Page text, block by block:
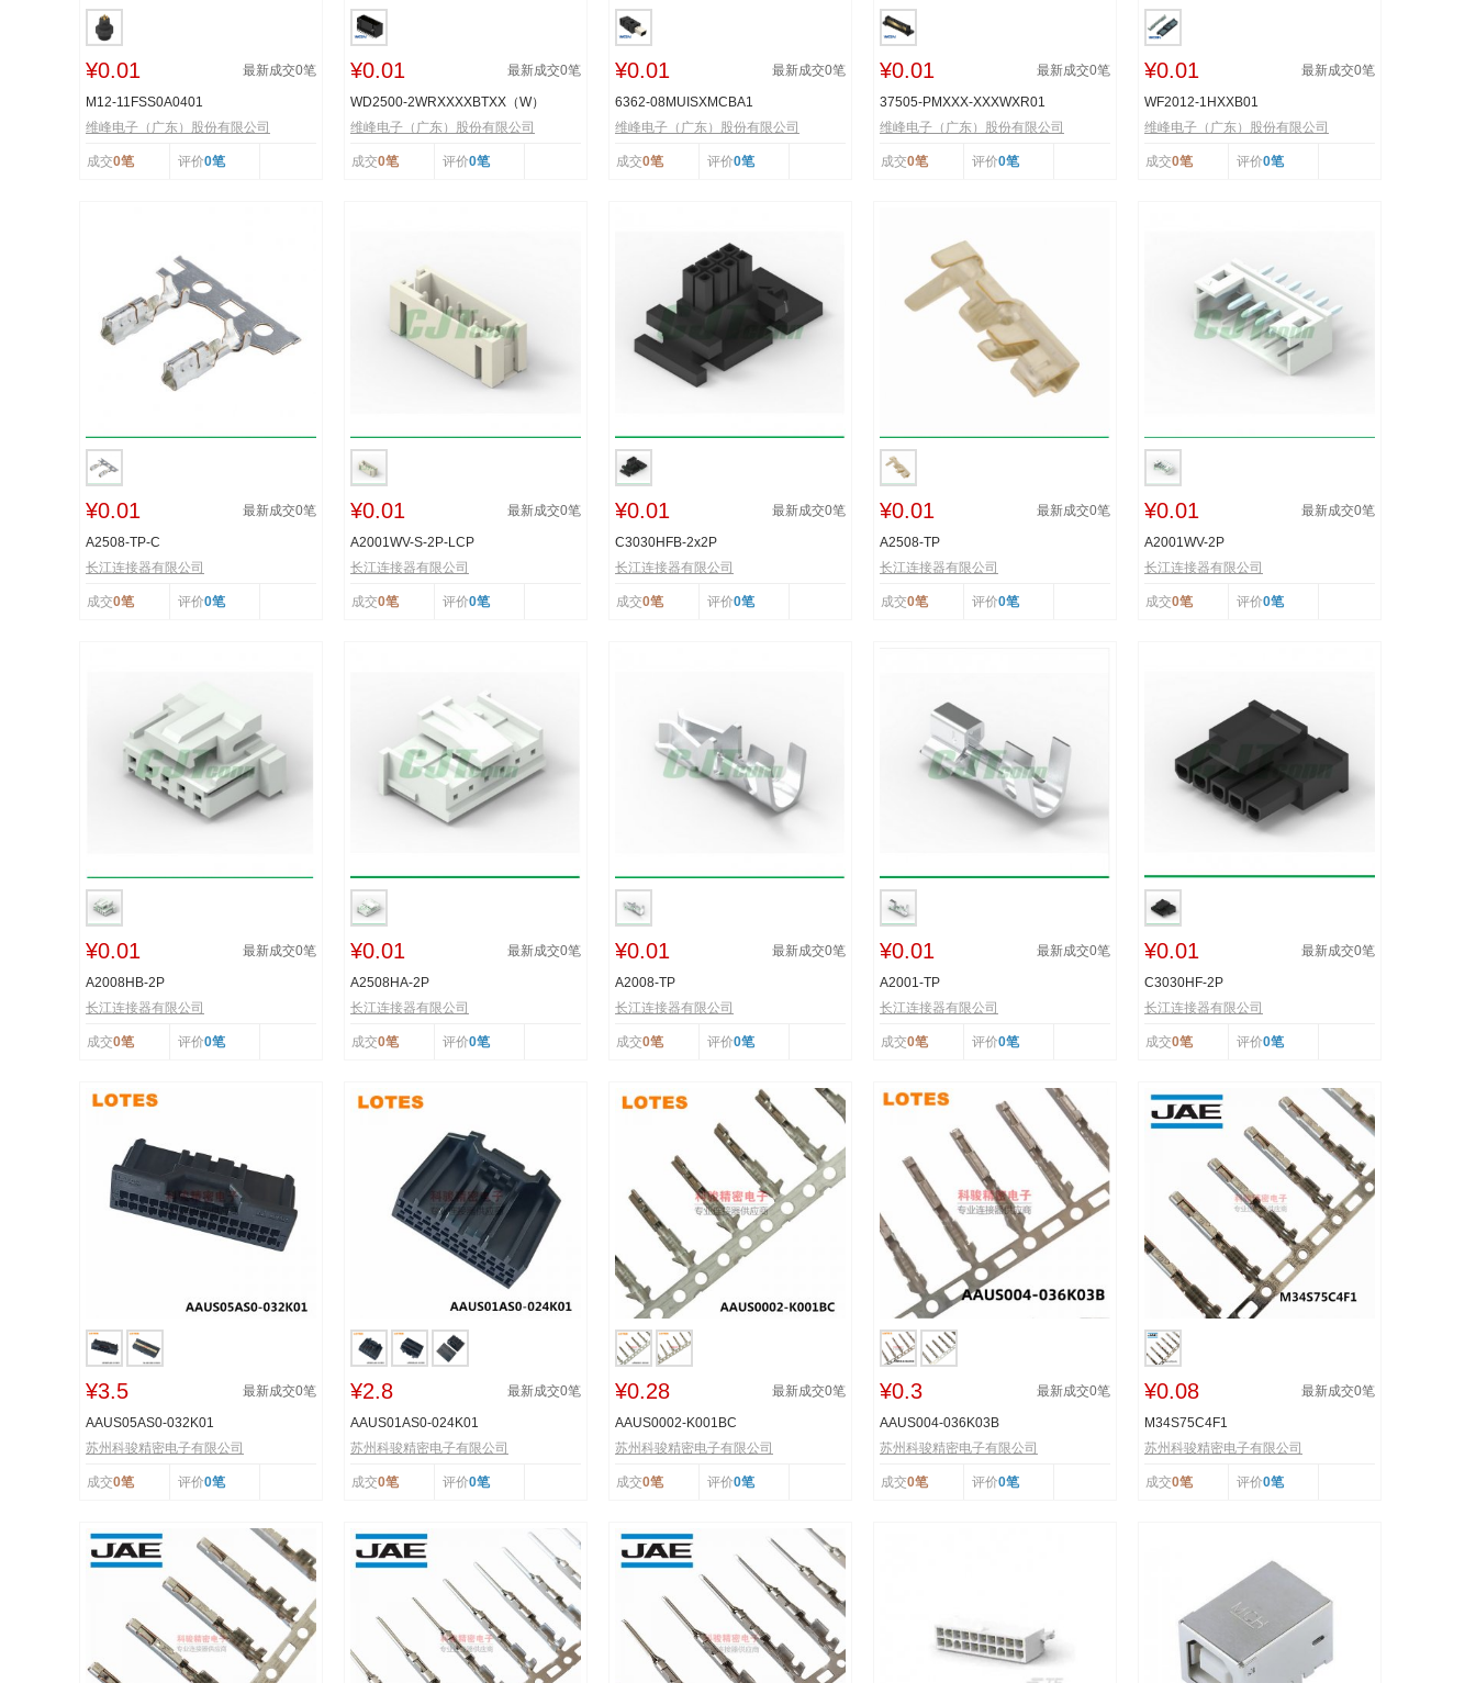
¥0.01 最新成交0笔
M12-11FSS0A0401
维峰电子（广东）股份有限公司
成交0笔 评价0笔
¥0.01 最新成交0笔
WD2500-2WRXXXXBTXX（W）
维峰电子（广东）股份有限公司
成交0笔 评价0笔
¥0.01 最新成交0笔
6362-08MUISXMCBA1
维峰电子（广东）股份有限公司
成交0笔 评价0笔
¥0.01 最新成交0笔
37505-PMXXX-XXXWXR01
维峰电子（广东）股份有限公司
成交0笔 评价0笔
¥0.01 最新成交0笔
WF2012-1HXXB01
维峰电子（广东）股份有限公司
成交0笔 评价0笔
¥0.01 最新成交0笔
A2508-TP-C
长江连接器有限公司
成交0笔 评价0笔
¥0.01 最新成交0笔
A2001WV-S-2P-LCP
长江连接器有限公司
成交0笔 评价0笔
¥0.01 最新成交0笔
C3030HFB-2x2P
长江连接器有限公司
成交0笔 评价0笔
¥0.01 最新成交0笔
A2508-TP
长江连接器有限公司
成交0笔 评价0笔
¥0.01 最新成交0笔
A2001WV-2P
长江连接器有限公司
成交0笔 评价0笔
¥0.01 最新成交0笔
A2008HB-2P
长江连接器有限公司
成交0笔 评价0笔
¥0.01 最新成交0笔
A2508HA-2P
长江连接器有限公司
成交0笔 评价0笔
¥0.01 最新成交0笔
A2008-TP
长江连接器有限公司
成交0笔 评价0笔
¥0.01 最新成交0笔
A2001-TP
长江连接器有限公司
成交0笔 评价0笔
¥0.01 最新成交0笔
C3030HF-2P
长江连接器有限公司
成交0笔 评价0笔
¥3.5 最新成交0笔
AAUS05AS0-032K01
苏州科骏精密电子有限公司
成交0笔 评价0笔
¥2.8 最新成交0笔
AAUS01AS0-024K01
苏州科骏精密电子有限公司
成交0笔 评价0笔
¥0.28 最新成交0笔
AAUS0002-K001BC
苏州科骏精密电子有限公司
成交0笔 评价0笔
¥0.3 最新成交0笔
AAUS004-036K03B
苏州科骏精密电子有限公司
成交0笔 评价0笔
¥0.08 最新成交0笔
M34S75C4F1
苏州科骏精密电子有限公司
成交0笔 评价0笔